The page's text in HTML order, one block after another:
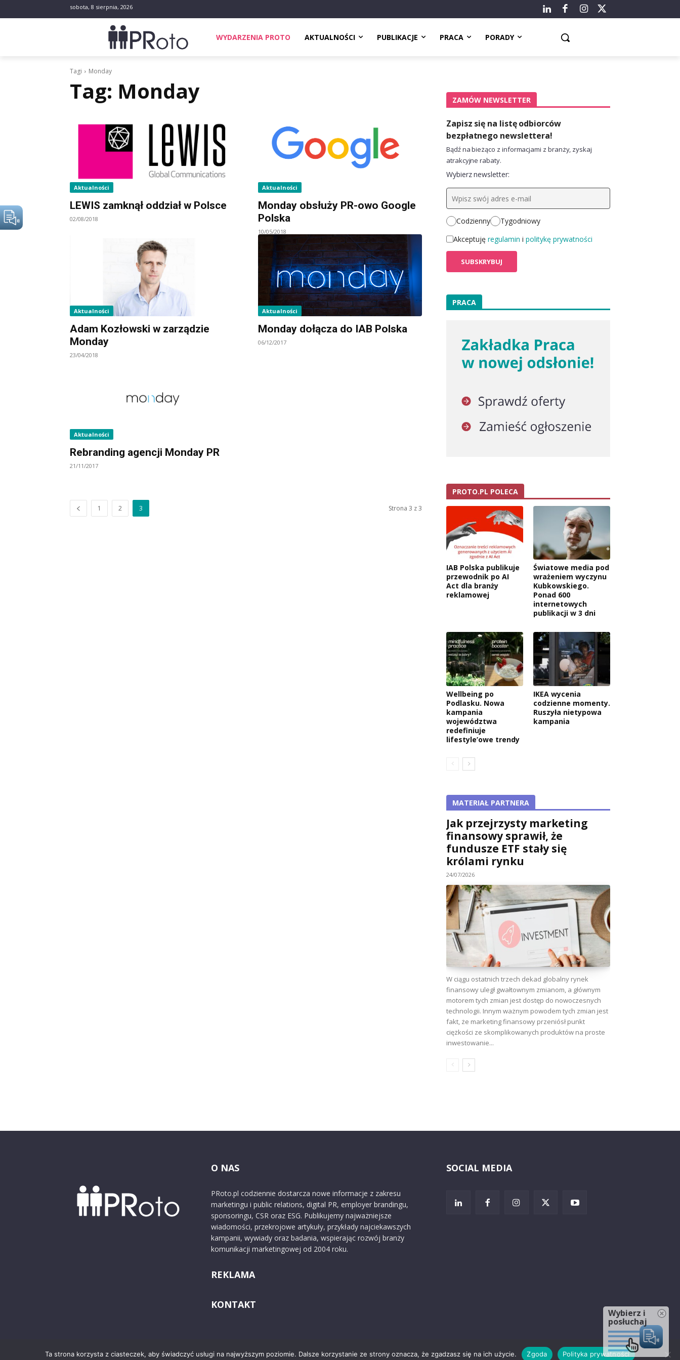
sobota, 8 sierpnia, 2026
WYDARZENIA PROTO AKTUALNOŚCI PUBLIKACJE PRACA PORADY
Tagi Monday
Tag: Monday
Aktualności
LEWIS zamknął oddział w Polsce
02/08/2018
Aktualności
Monday obsłuży PR-owo Google
Polska
10/05/2018
Aktualności
Adam Kozłowski w zarządzie
Monday
23/04/2018
Aktualności
Monday dołącza do IAB Polska
06/12/2017
Aktualności
Rebranding agencji Monday PR
21/11/2017
1 2 3 Strona 3 z 3
ZAMÓW NEWSLETTER
Zapisz się na listę odbiorców
bezpłatnego newslettera!
Bądź na bieżąco z informacjami z branży, zyskaj
atrakcyjne rabaty.
Wybierz newsletter:
Codzienny
Tygodniowy
Akceptuję regulamin i politykę prywatności
PRACA
PROTO.PL POLECA
IAB Polska publikuje
przewodnik po AI
Act dla branży
reklamowej
Światowe media pod
wrażeniem wyczynu
Kubkowskiego.
Ponad 600
internetowych
publikacji w 3 dni
Wellbeing po
Podlasku. Nowa
kampania
województwa
redefiniuje
lifestyle’owe trendy
IKEA wycenia
codzienne momenty.
Ruszyła nietypowa
kampania
MATERIAŁ PARTNERA
Jak przejrzysty marketing
finansowy sprawił, że
fundusze ETF stały się
królami rynku
24/07/2026
W ciągu ostatnich trzech dekad globalny rynek
finansowy uległ gwałtownym zmianom, a głównym
motorem tych zmian jest dostęp do nowoczesnych
technologii. Innym ważnym powodem tych zmian jest
fakt, że marketing finansowy przeniósł punkt
ciężkości ze skomplikowanych produktów na proste
inwestowanie...
O NAS
PRoto.pl codziennie dostarcza nowe informacje z zakresu
marketingu i public relations, digital PR, employer brandingu,
sponsoringu, CSR oraz ESG. Publikujemy najważniejsze
wiadomości, przekrojowe artykuły, przykłady najciekawszych
kampanii, wywiady oraz badania, wspierając rozwój branży
komunikacji marketingowej od 2004 roku.
REKLAMA
KONTAKT
SOCIAL MEDIA
Ta strona korzysta z ciasteczek, aby świadczyć usługi na najwyższym poziomie. Dalsze korzystanie ze strony oznacza, że zgadzasz się na ich użycie. Zgoda Polityka prywatności
Wybierz i
posłuchaj